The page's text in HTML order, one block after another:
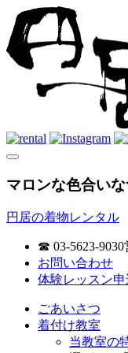
マロンな色合い
円居の着物レンタル
☎ 03-5623-9030
お問い合わせ
体験レッスン申
ごあいさつ
着付け教室
当教室の